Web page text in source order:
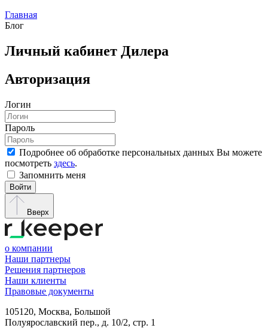
Главная
Блог
Личный кабинет Дилера
Авторизация
Логин
Пароль
Подробнее об обработке персональных данных Вы можете
посмотреть здесь.
Запомнить меня
Войти
Вверх
о компании
Наши партнеры
Решения партнеров
Наши клиенты
Правовые документы
105120, Москва, Большой
Полуярославский пер., д. 10/2, стр. 1